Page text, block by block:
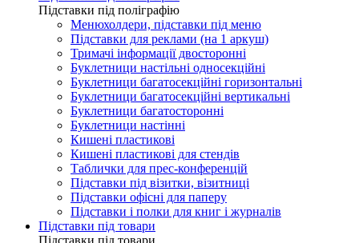
Підставки під поліграфію
Менюхолдери, підставки під меню
Підставки для реклами (на 1 аркуш)
Тримачі інформації двосторонні
Буклетници настільні односекційні
Буклетници багатосекційні горизонтальні
Буклетници багатосекційні вертикальні
Буклетници багатосторонні
Буклетници настінні
Кишені пластикові
Кишені пластикові для стендів
Таблички для прес-конференцій
Підставки під візитки, візитниці
Підставки офісні для паперу
Підставки і полки для книг і журналів
Підставки під товари
Підставки під товари